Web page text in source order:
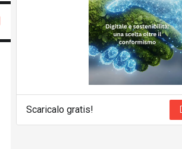
Scaricalo gratis!